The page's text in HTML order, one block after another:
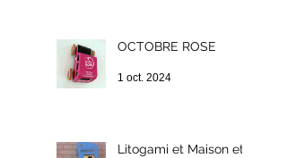
OCTOBRE ROSE
1 oct. 2024
Litogami et Maison et